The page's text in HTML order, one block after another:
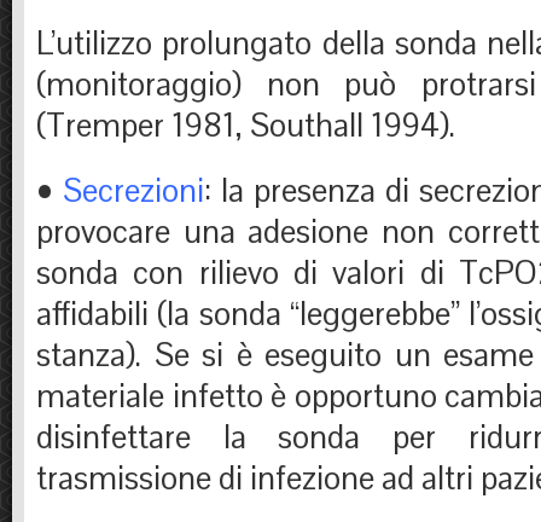
L’utilizzo prolungato della sonda
(monitoraggio) non può
(Tremper 1981, Southall 1994).
• Secrezioni: la presenza di
provocare una adesione non
sonda con rilievo di valori di
affidabili (la sonda “leggerebbe”
stanza). Se si è eseguito un
materiale infetto è opportuno
disinfettare la sonda per
trasmissione di infezione ad altri